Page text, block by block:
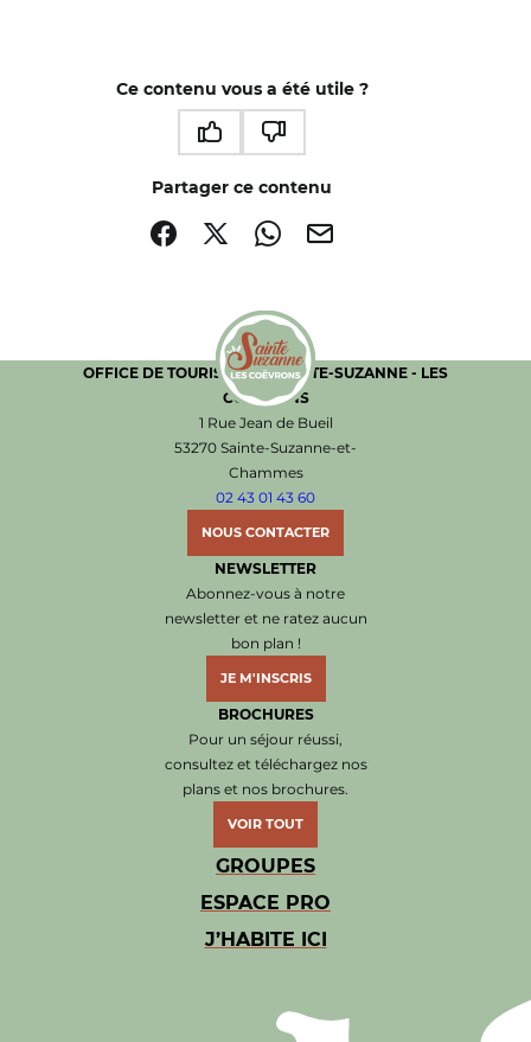
Ce contenu vous a été utile ?
Partager ce contenu
Partager sur Facebook (nouvelle fenêtre)
Partager sur X / Twitter (nouvelle fenêtre)
Partager sur WhatsApp
Partager par mail
Office de Tourisme de Sainte-Suzanne les
OFFICE DE TOURISME DE SAINTE-SUZANNE - LES
COËVRONS
1 Rue Jean de Bueil
53270 Sainte-Suzanne-et-
Chammes
02 43 01 43 60
NOUS CONTACTER
NEWSLETTER
Abonnez-vous à notre
newsletter et ne ratez aucun
bon plan !
JE M'INSCRIS
BROCHURES
Pour un séjour réussi,
consultez et téléchargez nos
plans et nos brochures.
VOIR TOUT
GROUPES
ESPACE PRO
J’HABITE ICI